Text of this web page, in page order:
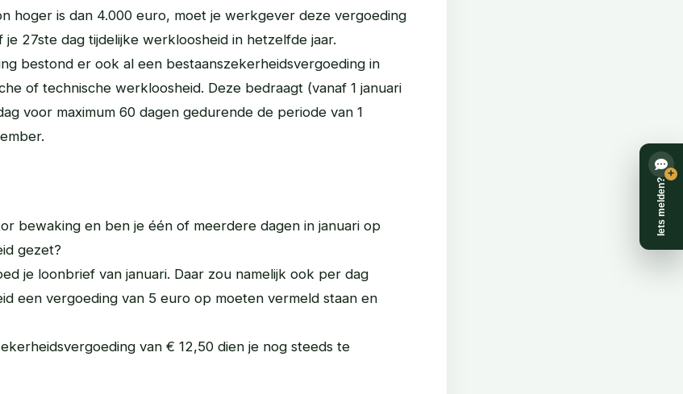
+
Iets melden?
hoger is dan 4.000 euro, moet je werkgever deze vergoeding
je 27ste dag tijdelijke werkloosheid in hetzelfde jaar.
bestond er ook al een bestaanszekerheidsvergoeding in
of technische werkloosheid. Deze bedraagt (vanaf 1 januari
voor maximum 60 dagen gedurende de periode van 1
bewaking en ben je één of meerdere dagen in januari op
gezet?
je loonbrief van januari. Daar zou namelijk ook per dag
een vergoeding van 5 euro op moeten vermeld staan en
van € 12,50 dien je nog steeds te